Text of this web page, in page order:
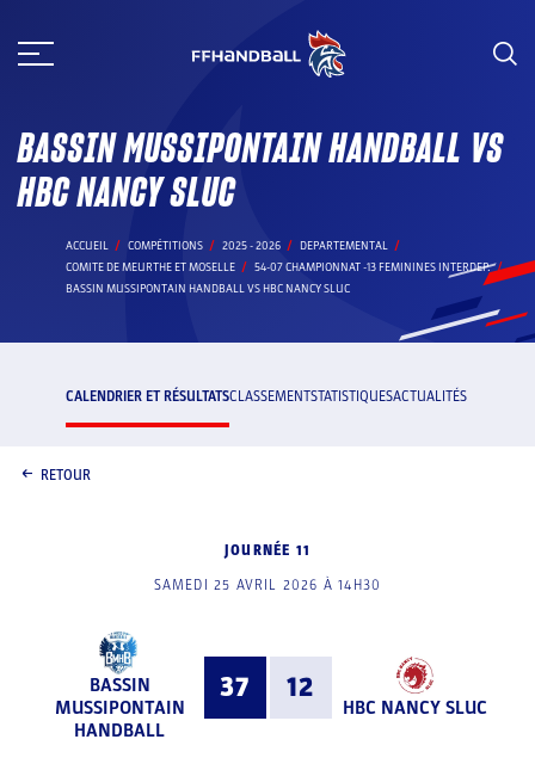
au
BASSIN MUSSIPONTAIN HANDBALL VS
HBC NANCY SLUC
ACCUEIL COMPÉTITIONS 2025 - 2026
DEPARTEMENTAL
COMITE DE MEURTHE ET MOSELLE
54-07 CHAMPIONNAT -13 FEMININES INTERDEP.
BASSIN MUSSIPONTAIN HANDBALL VS HBC NANCY SLUC
CALENDRIER ET RÉSULTATSCLASSEMENTSTATISTIQUESACTUALITÉS
RETOUR
JOURNÉE 11
SAMEDI 25 AVRIL 2026 À 14H30
BASSIN
MUSSIPONTAIN
HANDBALL
37 12
HBC NANCY SLUC